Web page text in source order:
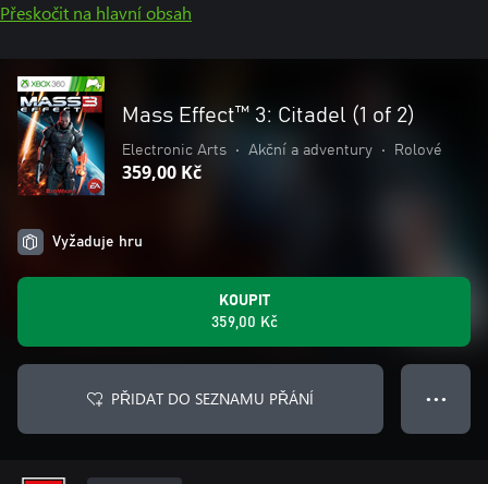
Přeskočit na hlavní obsah
Mass Effect™ 3: Citadel (1 of 2)
Electronic Arts • Akční a adventury • Rolové
359,00 Kč
Vyžaduje hru
KOUPIT
359,00 Kč
PŘIDAT DO SEZNAMU PŘÁNÍ ● ● ●